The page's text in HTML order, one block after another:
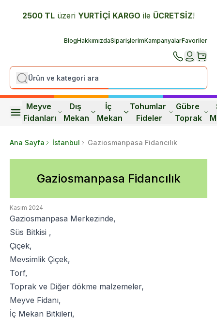
2500 TL üzeri YURTİÇİ KARGO ile ÜCRETSİZ!
BlogHakkımızdaSiparişlerimKampanyalarFavoriler
Meyve
Fidanları
Dış
Mekan
İç
Mekan
Tohumlar
Fideler
Gübre
Toprak
Ana Sayfa İstanbul Gaziosmanpasa Fidancılık
Gaziosmanpasa Fidancılık
Kasım 2024
Gaziosmanpasa Merkezinde,
Süs Bitkisi ,
Çiçek,
Mevsimlik Çiçek,
Torf,
Toprak ve Diğer dökme malzemeler,
Meyve Fidanı,
İç Mekan Bitkileri,